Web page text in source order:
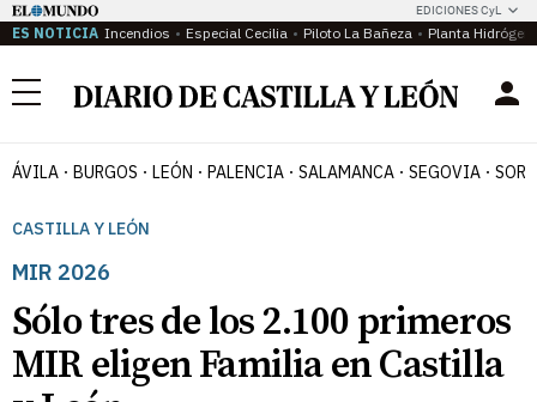
EDICIONES CyL
ES NOTICIA Incendios Especial Cecilia Piloto La Bañeza Planta
Menú
ÁVILA BURGOS LEÓN PALENCIA SALAMANCA SEGOVIA
CASTILLA Y LEÓN
MIR 2026
Sólo tres de los 2.100 primeros
MIR eligen Familia en Castilla